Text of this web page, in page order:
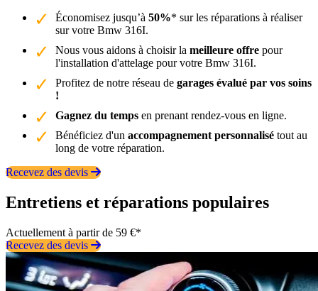
Économisez jusqu’à 50%* sur les réparations à réaliser
sur votre Bmw 316I.
Nous vous aidons à choisir la meilleure offre pour
l'installation d'attelage pour votre Bmw 316I.
Profitez de notre réseau de garages évalué par vos soins
!
Gagnez du temps en prenant rendez-vous en ligne.
Bénéficiez d'un accompagnement personnalisé tout au
long de votre réparation.
Recevez des devis
Entretiens et réparations populaires
Actuellement à partir de 59 €*
Recevez des devis